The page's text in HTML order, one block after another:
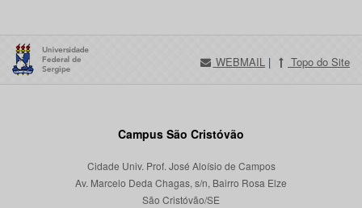
WEBMAIL | Topo do Site
Campus São Cristóvão
Cidade Univ. Prof. José Aloísio de Campos
Av. Marcelo Deda Chagas, s/n, Bairro Rosa Elze
São Cristóvão/SE